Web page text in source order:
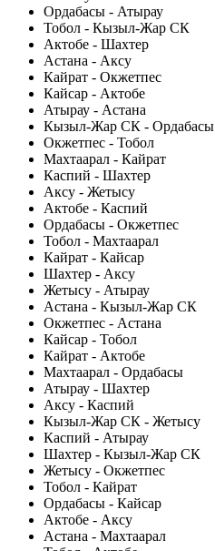
Ордабасы - Атырау
Тобол - Кызыл-Жар СК
Актобе - Шахтер
Астана - Аксу
Кайрат - Окжетпес
Кайсар - Актобе
Атырау - Астана
Кызыл-Жар СК - Ордабасы
Окжетпес - Тобол
Махтаарал - Кайрат
Каспий - Шахтер
Аксу - Жетысу
Актобе - Каспий
Ордабасы - Окжетпес
Тобол - Махтаарал
Кайрат - Кайсар
Шахтер - Аксу
Жетысу - Атырау
Астана - Кызыл-Жар СК
Окжетпес - Астана
Кайсар - Тобол
Кайрат - Актобе
Махтаарал - Ордабасы
Атырау - Шахтер
Аксу - Каспий
Кызыл-Жар СК - Жетысу
Каспий - Атырау
Шахтер - Кызыл-Жар СК
Жетысу - Окжетпес
Тобол - Кайрат
Ордабасы - Кайсар
Актобе - Аксу
Астана - Махтаарал